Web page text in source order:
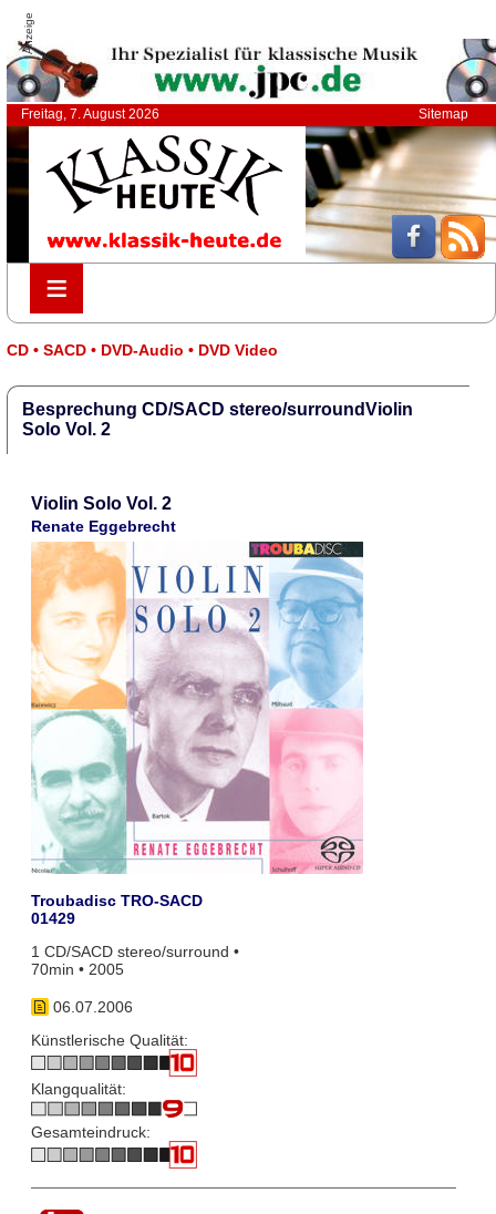
Anzeige
Freitag, 7. August 2026 Sitemap
≡
≡
CD • SACD • DVD-Audio • DVD Video
Besprechung CD/SACD stereo/surroundViolin
Solo Vol. 2
Violin Solo Vol. 2
Renate Eggebrecht
Troubadisc TRO-SACD
01429
1 CD/SACD stereo/surround •
70min • 2005
06.07.2006
Künstlerische Qualität:
Klangqualität:
Gesamteindruck: